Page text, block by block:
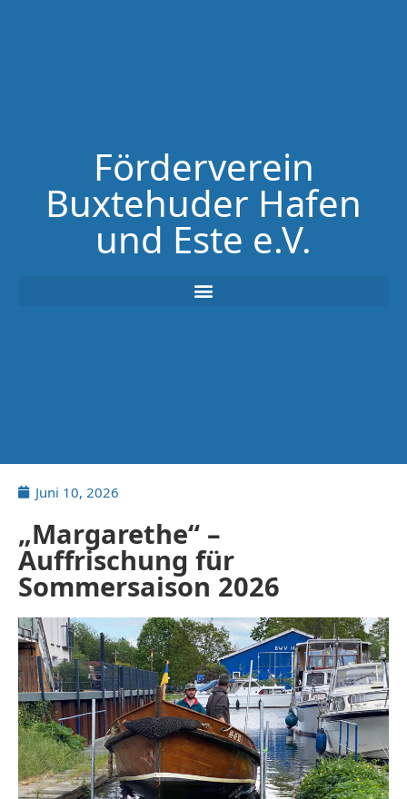
Förderverein
Buxtehuder Hafen
und Este e.V.
Juni 10, 2026
„Margarethe“ –
Auffrischung für
Sommersaison 2026